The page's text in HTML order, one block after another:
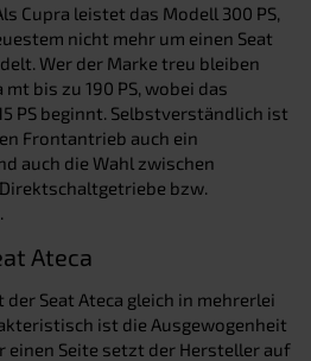
Cupra leistet das Modell 300 PS,
nicht mehr um einen Seat
Wer der Marke treu bleiben
bis zu 190 PS, wobei das
PS beginnt. Selbstverständlich ist
Frontantrieb auch ein
auch die Wahl zwischen
bzw.
Ateca
Seat Ateca gleich in mehrerlei
ist die Ausgewogenheit
einen Seite setzt der Hersteller auf